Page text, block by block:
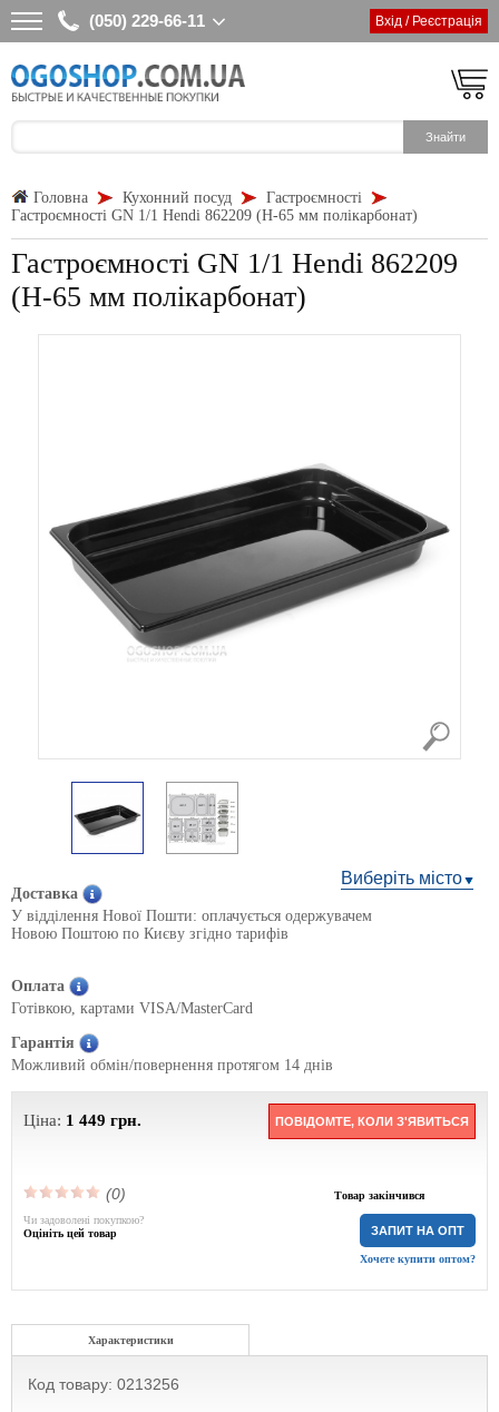
(050) 229-66-11 Вхід / Реєстрація
Головна Кухонний посуд
Гастроємності
Гастроємності GN 1/1 Hendi 862209 (Н-65 мм полікарбонат)
Гастроємності GN 1/1 Hendi 862209
(Н-65 мм полікарбонат)
Виберіть місто
Доставка
У відділення Нової Пошти: оплачується одержувачем
Новою Поштою по Києву згідно тарифів
Оплата
Готівкою, картами VISA/MasterCard
Гарантія
Можливий обмін/повернення протягом 14 днів
Ціна: 1 449 грн. ПОВІДОМТЕ, КОЛИ З'ЯВИТЬСЯ
(0) Товар закінчився
ЗАПИТ НА ОПТ
Хочете купити оптом?
Чи задоволені покупкою?
Оцініть цей товар
Характеристики
Код товару: 0213256